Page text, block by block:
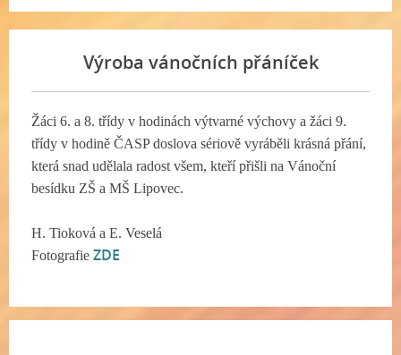
Výroba vánočních přáníček
Žáci 6. a 8. třídy v hodinách výtvarné výchovy a žáci 9.
třídy v hodině ČASP doslova sériově vyráběli krásná přání,
která snad udělala radost všem, kteří přišli na Vánoční
besídku ZŠ a MŠ Lipovec.
H. Tioková a E. Veselá
Fotografie ZDE